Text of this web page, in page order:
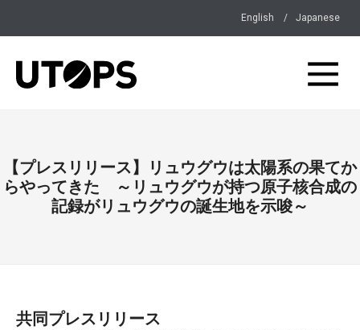
English Japanese
【プレスリリース】リュウグウは太陽系の果てか
らやってきた ～リュウグウが持つ原子核合成の
記録がリュウグウの誕生地を示唆～
共同プレスリリース